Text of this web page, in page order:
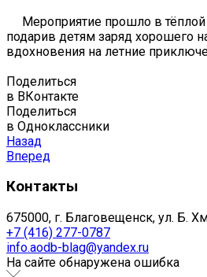
Мероприятие прошло в
подарив детям заряд хорошего
вдохновения на летние
Поделиться
в ВКонтакте
Поделиться
в Одноклассники
Назад
Вперед
Контакты
675000, г. Благовещенск, ул. Б.
+7 (416) 277-0787
info.aodb-blag@yandex.ru
На сайте обнаружена ошибка